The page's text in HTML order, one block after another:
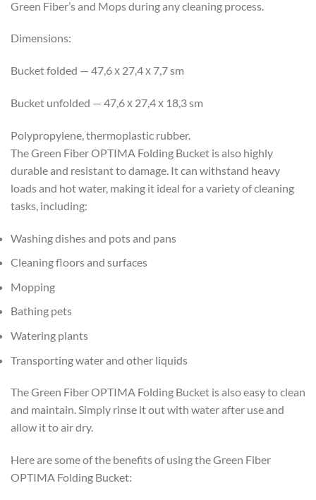
Green Fiber’s and Mops during any cleaning process.
Dimensions:
Bucket folded — 47,6 х 27,4 х 7,7 sm
Bucket unfolded — 47,6 х 27,4 х 18,3 sm
Polypropylene, thermoplastic rubber.
The Green Fiber OPTIMA Folding Bucket is also highly
durable and resistant to damage. It can withstand heavy
loads and hot water, making it ideal for a variety of cleaning
tasks, including:
Washing dishes and pots and pans
Cleaning floors and surfaces
Mopping
Bathing pets
Watering plants
Transporting water and other liquids
The Green Fiber OPTIMA Folding Bucket is also easy to clean
and maintain. Simply rinse it out with water after use and
allow it to air dry.
Here are some of the benefits of using the Green Fiber
OPTIMA Folding Bucket: